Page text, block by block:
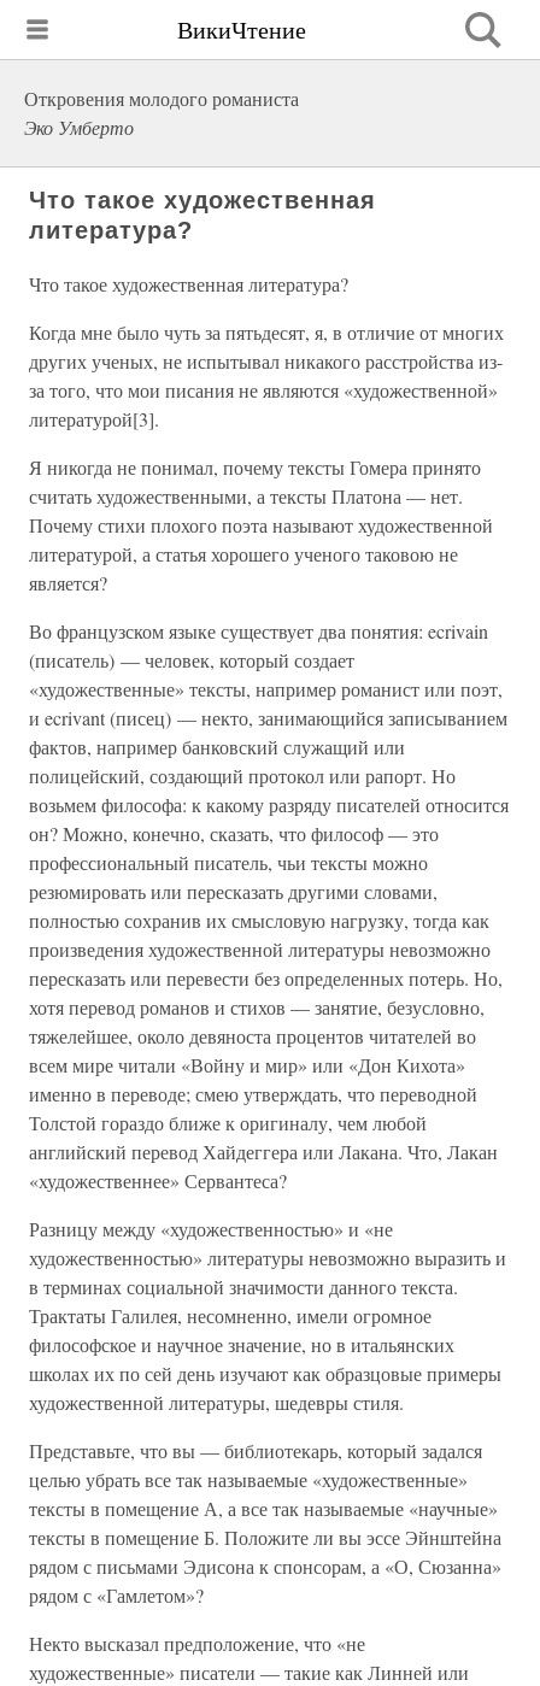
ВикиЧтение
Откровения молодого романиста
Эко Умберто
Что такое художественная
литература?
Что такое художественная литература?
Когда мне было чуть за пятьдесят, я, в отличие от многих
других ученых, не испытывал никакого расстройства из-
за того, что мои писания не являются «художественной»
литературой[3].
Я никогда не понимал, почему тексты Гомера принято
считать художественными, а тексты Платона — нет.
Почему стихи плохого поэта называют художественной
литературой, а статья хорошего ученого таковою не
является?
Во французском языке существует два понятия: ecrivain
(писатель) — человек, который создает
«художественные» тексты, например романист или поэт,
и ecrivant (писец) — некто, занимающийся записыванием
фактов, например банковский служащий или
полицейский, создающий протокол или рапорт. Но
возьмем философа: к какому разряду писателей относится
он? Можно, конечно, сказать, что философ — это
профессиональный писатель, чьи тексты можно
резюмировать или пересказать другими словами,
полностью сохранив их смысловую нагрузку, тогда как
произведения художественной литературы невозможно
пересказать или перевести без определенных потерь. Но,
хотя перевод романов и стихов — занятие, безусловно,
тяжелейшее, около девяноста процентов читателей во
всем мире читали «Войну и мир» или «Дон Кихота»
именно в переводе; смею утверждать, что переводной
Толстой гораздо ближе к оригиналу, чем любой
английский перевод Хайдеггера или Лакана. Что, Лакан
«художественнее» Сервантеса?
Разницу между «художественностью» и «не
художественностью» литературы невозможно выразить и
в терминах социальной значимости данного текста.
Трактаты Галилея, несомненно, имели огромное
философское и научное значение, но в итальянских
школах их по сей день изучают как образцовые примеры
художественной литературы, шедевры стиля.
Представьте, что вы — библиотекарь, который задался
целью убрать все так называемые «художественные»
тексты в помещение А, а все так называемые «научные»
тексты в помещение Б. Положите ли вы эссе Эйнштейна
рядом с письмами Эдисона к спонсорам, а «О, Сюзанна»
рядом с «Гамлетом»?
Некто высказал предположение, что «не
художественные» писатели — такие как Линней или